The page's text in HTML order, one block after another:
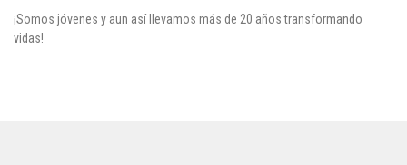
¡Somos jóvenes y aun así llevamos más de 20 años transformando
vidas!